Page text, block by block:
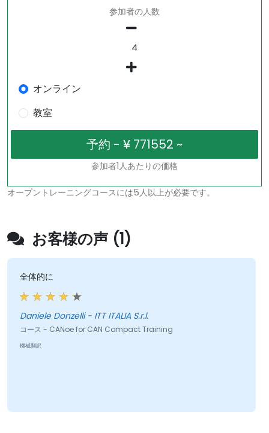
参加者の人数
オンライン
教室
参加者1人あたりの価格
オープントレーニングコースには5人以上が必要です。
お客様の声 (1)
全体的に
Daniele Donzelli - ITT ITALIA S.r.l.
コース - CANoe for CAN Compact Training
機械翻訳